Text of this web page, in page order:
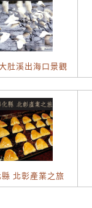
肚溪出海口景觀
縣 北彰產業之旅